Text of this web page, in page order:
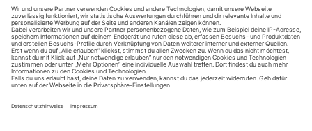
Datenschutzhinweise
Impressum
Privatsphäre-Einstellungen